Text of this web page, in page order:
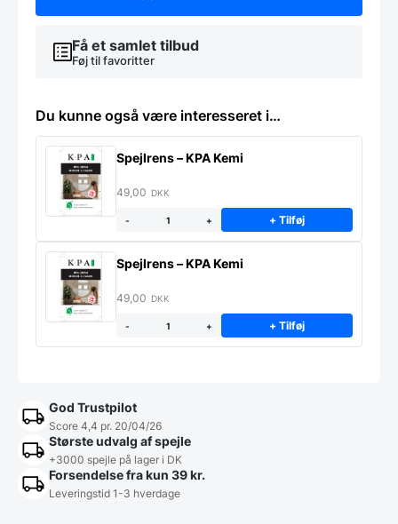
Få et samlet tilbud
Føj til favoritter
Du kunne også være interesseret i…
Spejlrens – KPA Kemi
49,00 DKK
- + + Tilføj
Spejlrens – KPA Kemi
49,00 DKK
- + + Tilføj
God Trustpilot
Score 4,4 pr. 20/04/26
Største udvalg af spejle
+3000 spejle på lager i DK
Forsendelse fra kun 39 kr.
Leveringstid 1-3 hverdage